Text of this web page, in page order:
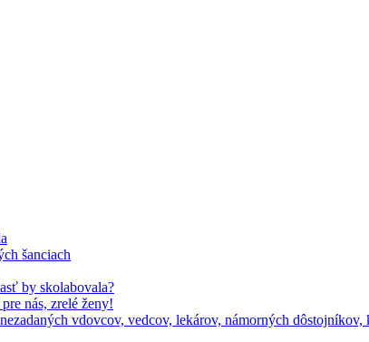
šanciach
by skolabovala?
nás, zrelé ženy!
vdovcov, vedcov, lekárov, námorných